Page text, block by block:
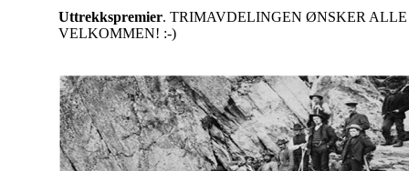
Uttrekkspremier. TRIMAVDELINGEN ØNSKER ALLE
VELKOMMEN! :-)